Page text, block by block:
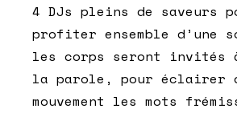
4 DJs pleins de saveurs
profiter ensemble d’une
les corps seront invités
la parole, pour éclairer
mouvement les mots